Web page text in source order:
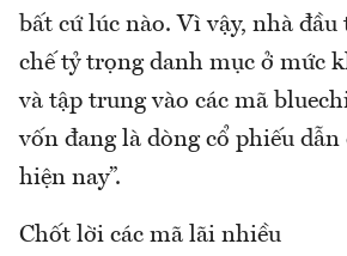
bất cứ lúc nào. Vì vậy, nhà
chế tỷ trọng danh mục ở mức
và tập trung vào các mã
vốn đang là dòng cổ phiếu
hiện nay”.
Chốt lời các mã lãi nhiều